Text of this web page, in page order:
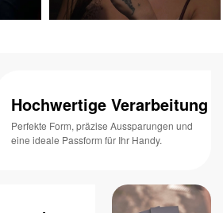
Hochwertige Verarbeitung
Perfekte Form, präzise Aussparungen und
eine ideale Passform für Ihr Handy.